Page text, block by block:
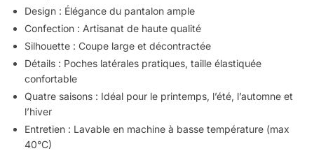
Design : Élégance du pantalon ample
Confection : Artisanat de haute qualité
Silhouette : Coupe large et décontractée
Détails : Poches latérales pratiques, taille élastiquée
confortable
Quatre saisons : Idéal pour le printemps, l’été, l’automne et
l’hiver
Entretien : Lavable en machine à basse température (max
40°C)